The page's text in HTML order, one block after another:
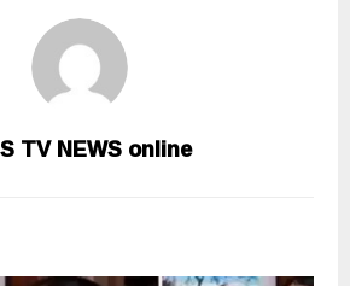
TV NEWS online